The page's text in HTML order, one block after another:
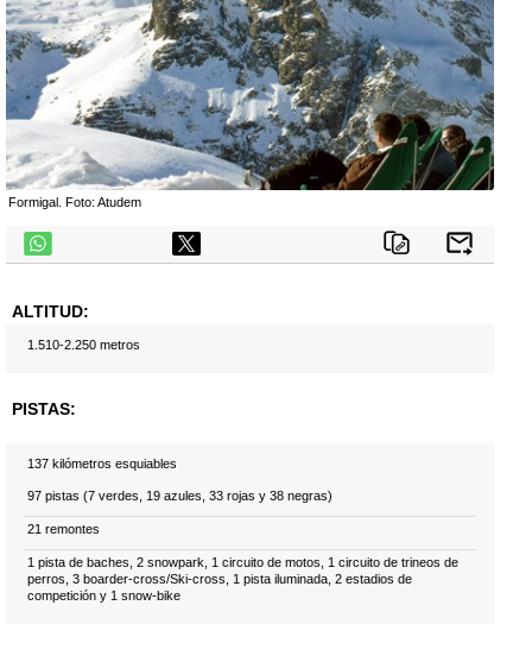
Formigal. Foto: Atudem
ALTITUD:
1.510-2.250 metros
PISTAS:
137 kilómetros esquiables
97 pistas (7 verdes, 19 azules, 33 rojas y 38 negras)
21 remontes
1 pista de baches, 2 snowpark, 1 circuito de motos, 1 circuito de trineos de
perros, 3 boarder-cross/Ski-cross, 1 pista iluminada, 2 estadios de
competición y 1 snow-bike